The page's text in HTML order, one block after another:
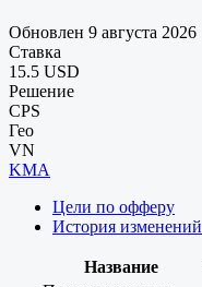
Обновлен 9 августа 2026
Ставка
15.5 USD
Решение
CPS
Гео
VN
KMA
Цели по офферу
История изменений
Название